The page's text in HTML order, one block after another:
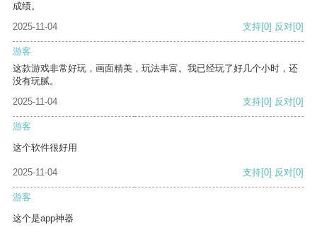
成绩。
2025-11-04
支持[0] 反对[0]
游客
这款游戏非常好玩，画面精美，玩法丰富。我已经玩了好几个小时，还
没有玩腻。
2025-11-04
支持[0] 反对[0]
游客
这个软件很好用
2025-11-04 支持[0] 反对[0]
游客
这个是app神器